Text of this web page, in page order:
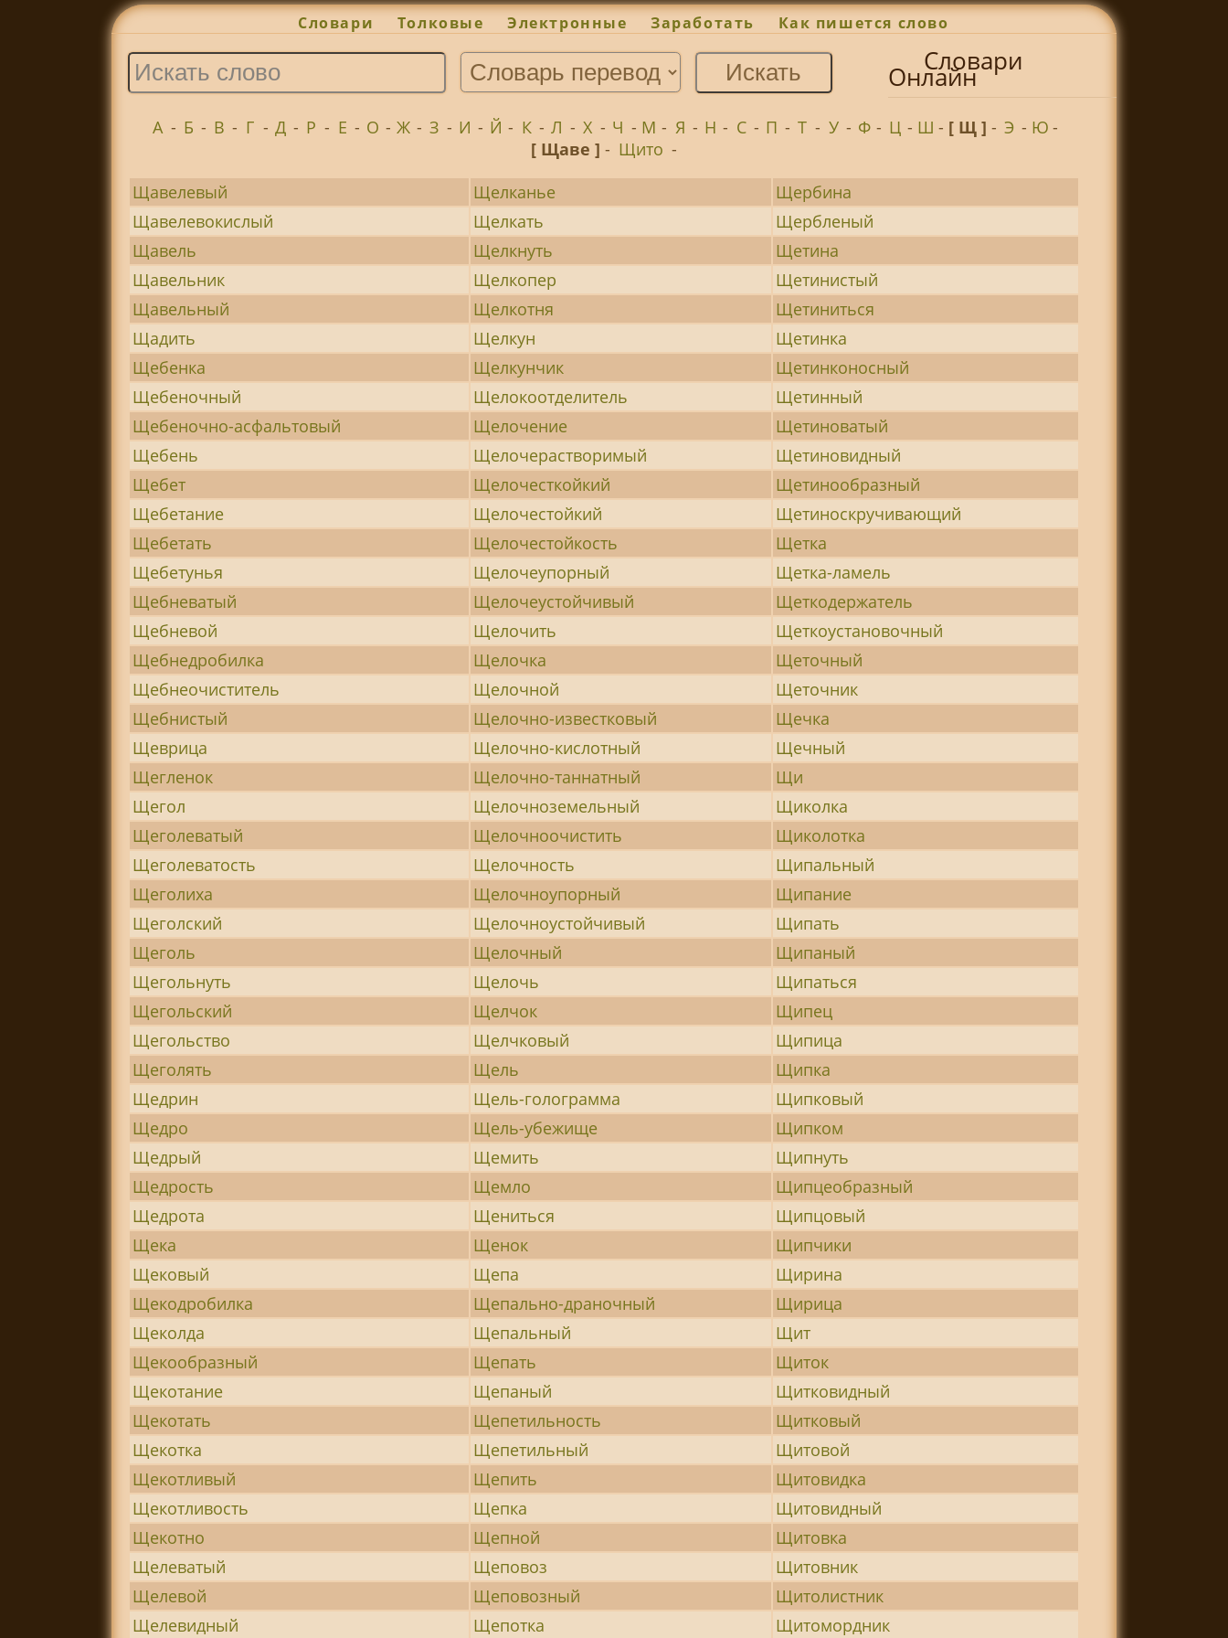
Словари Толковые Электронные Заработать Как пишется слово
Словари
Онлайн
А - Б - В - Г - Д - Р - Е - О - Ж - З - И - Й - К - Л - Х - Ч - М - Я - Н - С - П - Т - У - Ф - Ц - Ш - [ Щ ] - Э - Ю-
[ Щаве ]- Щито -
Щавелевый
Щелканье
Щербина
Щавелевокислый
Щелкать
Щербленый
Щавель
Щелкнуть
Щетина
Щавельник
Щелкопер
Щетинистый
Щавельный
Щелкотня
Щетиниться
Щадить
Щелкун
Щетинка
Щебенка
Щелкунчик
Щетинконосный
Щебеночный
Щелокоотделитель
Щетинный
Щебеночно-асфальтовый
Щелочение
Щетиноватый
Щебень
Щелочерастворимый
Щетиновидный
Щебет
Щелочесткойкий
Щетинообразный
Щебетание
Щелочестойкий
Щетиноскручивающий
Щебетать
Щелочестойкость
Щетка
Щебетунья
Щелочеупорный
Щетка-ламель
Щебневатый
Щелочеустойчивый
Щеткодержатель
Щебневой
Щелочить
Щеткоустановочный
Щебнедробилка
Щелочка
Щеточный
Щебнеочиститель
Щелочной
Щеточник
Щебнистый
Щелочно-известковый
Щечка
Щеврица
Щелочно-кислотный
Щечный
Щегленок
Щелочно-таннатный
Щи
Щегол
Щелочноземельный
Щиколка
Щеголеватый
Щелочноочистить
Щиколотка
Щеголеватость
Щелочность
Щипальный
Щеголиха
Щелочноупорный
Щипание
Щеголский
Щелочноустойчивый
Щипать
Щеголь
Щелочный
Щипаный
Щегольнуть
Щелочь
Щипаться
Щегольский
Щелчок
Щипец
Щегольство
Щелчковый
Щипица
Щеголять
Щель
Щипка
Щедрин
Щель-голограмма
Щипковый
Щедро
Щель-убежище
Щипком
Щедрый
Щемить
Щипнуть
Щедрость
Щемло
Щипцеобразный
Щедрота
Щениться
Щипцовый
Щека
Щенок
Щипчики
Щековый
Щепа
Щирина
Щекодробилка
Щепально-драночный
Щирица
Щеколда
Щепальный
Щит
Щекообразный
Щепать
Щиток
Щекотание
Щепаный
Щитковидный
Щекотать
Щепетильность
Щитковый
Щекотка
Щепетильный
Щитовой
Щекотливый
Щепить
Щитовидка
Щекотливость
Щепка
Щитовидный
Щекотно
Щепной
Щитовка
Щелеватый
Щеповоз
Щитовник
Щелевой
Щеповозный
Щитолистник
Щелевидный
Щепотка
Щитомордник